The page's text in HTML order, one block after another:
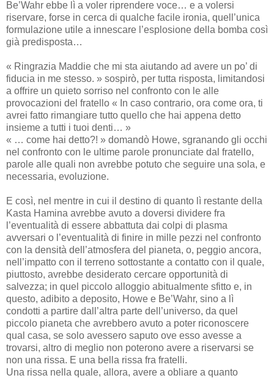
Be’Wahr ebbe lì a voler riprendere voce… e a volersi
riservare, forse in cerca di qualche facile ironia, quell’unica
formulazione utile a innescare l’esplosione della bomba così
già predisposta…
« Ringrazia Maddie che mi sta aiutando ad avere un po’ di
fiducia in me stesso. » sospirò, per tutta risposta, limitandosi
a offrire un quieto sorriso nel confronto con le alle
provocazioni del fratello « In caso contrario, ora come ora, ti
avrei fatto rimangiare tutto quello che hai appena detto
insieme a tutti i tuoi denti… »
« … come hai detto?! » domandò Howe, sgranando gli occhi
nel confronto con le ultime parole pronunciate dal fratello,
parole alle quali non avrebbe potuto che seguire una sola, e
necessaria, evoluzione.
E così, nel mentre in cui il destino di quanto lì restante della
Kasta Hamina avrebbe avuto a doversi dividere fra
l’eventualità di essere abbattuta dai colpi di plasma
avversari o l’eventualità di finire in mille pezzi nel confronto
con la densità dell’atmosfera del pianeta, o, peggio ancora,
nell’impatto con il terreno sottostante a contatto con il quale,
piuttosto, avrebbe desiderato cercare opportunità di
salvezza; in quel piccolo alloggio abitualmente sfitto e, in
questo, adibito a deposito, Howe e Be’Wahr, sino a lì
condotti a partire dall’altra parte dell’universo, da quel
piccolo pianeta che avrebbero avuto a poter riconoscere
qual casa, se solo avessero saputo ove esso avesse a
trovarsi, altro di meglio non poterono avere a riservarsi se
non una rissa. E una bella rissa fra fratelli.
Una rissa nella quale, allora, avere a obliare a quanto